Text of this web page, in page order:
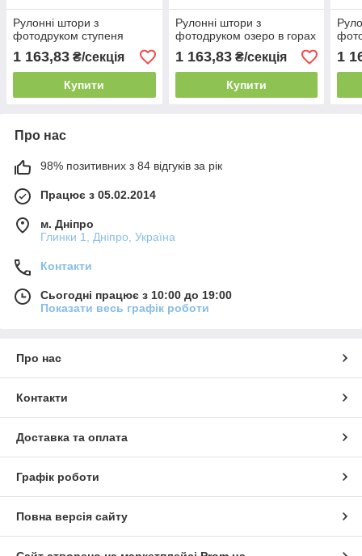
Рулонні штори з
фотодруком ступеня
1 163,83 ₴/секція
Купити
Рулонні штори з
фотодруком озеро в горах
1 163,83₴/секція
Купити
1
Про нас
98% позитивних з 84 відгуків за рік
Працює з 05.02.2014
м. Дніпро
Глинки 1, Дніпро, Україна
Контакти
Сьогодні працює з 10:00 до 19:00
Показати весь графік роботи
Про нас
Контакти
Доставка та оплата
Графік роботи
Повна версія сайту